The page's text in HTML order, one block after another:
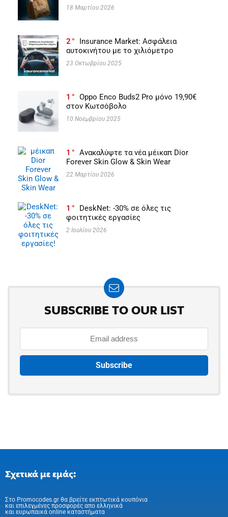
18 Μαρτίου 2026
2
Insurance Market: Ασφάλεια
αυτοκινήτου με το χιλιόμετρο
23 Οκτωβρίου 2025
1
Oppo Enco Buds2 Pro μόνο 19,90€
στον Κωτσόβολο
10 Νοεμβρίου 2025
1
Ανακαλύψτε τα νέα μέικαπ Dior
Forever Skin Glow & Skin Wear
22 Μαρτίου 2026
1
DeskNet: -30% σε όλες τις
φοιτητικές εργασίες
2 Ιουλίου 2026
SUBSCRIBE TO OUR LIST
Σχετικά με εμάς:
Στo Promocodes.gr θα βρείτε εκπτωτικά κουπόνια
και επιλεγμένες προσφορές απο ελληνικά
και ευρωπαικά online καταστήματα